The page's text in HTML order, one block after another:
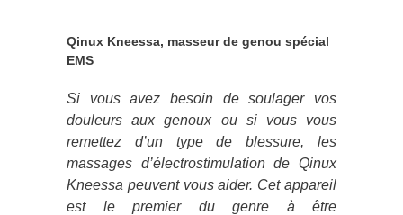
Qinux Kneessa, masseur de genou spécial
EMS
Si vous avez besoin de soulager vos
douleurs aux genoux ou si vous vous
remettez d’un type de blessure, les
massages d’électrostimulation de Qinux
Kneessa peuvent vous aider. Cet appareil
est le premier du genre à être